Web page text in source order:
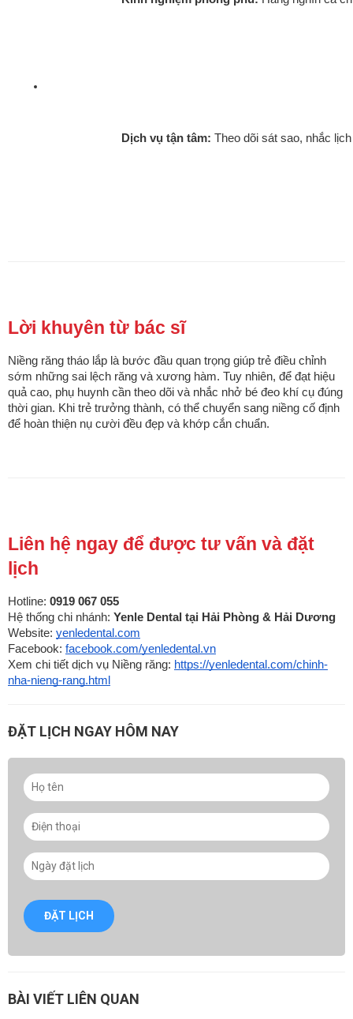
Dịch vụ tận tâm: Theo dõi sát sao, nhắc
Lời khuyên từ bác sĩ
Niềng răng tháo lắp là bước đầu quan trọng giúp trẻ điều chỉnh
sớm những sai lệch răng và xương hàm. Tuy nhiên, để đạt hiệu
quả cao, phụ huynh cần theo dõi và nhắc nhở bé đeo khí cụ đúng
thời gian. Khi trẻ trưởng thành, có thể chuyển sang niềng cố định
để hoàn thiện nụ cười đều đẹp và khớp cắn chuẩn.
Liên hệ ngay để được tư vấn và đặt
lịch
Hotline: 0919 067 055
Hệ thống chi nhánh: Yenle Dental tại Hải Phòng & Hải Dương
Website: yenledental.com
Facebook: facebook.com/yenledental.vn
Xem chi tiết dịch vụ Niềng răng: https://yenledental.com/chinh-
nha-nieng-rang.html
ĐẶT LỊCH NGAY HÔM NAY
ĐẶT LỊCH
BÀI VIẾT LIÊN QUAN